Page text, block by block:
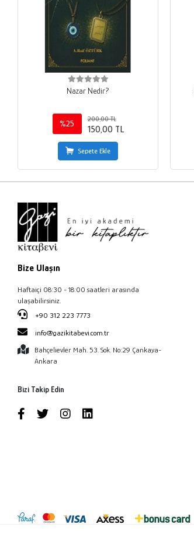
Nazar Nedir?
%25
200,00 TL
150,00 TL
Sepete Ekle
Bize Ulaşın
Haftaiçi 08:30 - 18:00 saatleri arasında
ulaşabilirsiniz.
+90 312 223 7773
info@gazikitabevi.com.tr
Bahçelievler Mah. 53. Sok. No:29 Çankaya-
Ankara
Bizi Takip Edin